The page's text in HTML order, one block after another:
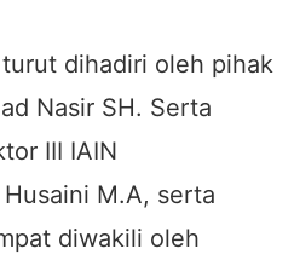
dihadiri oleh pihak
Nasir SH. Serta
III IAIN
M.A, serta
diwakili oleh